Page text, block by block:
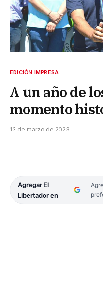
EDICIÓN IMPRESA
A un año de
momento
13 de marzo de 2023
Agregar El
Libertador en